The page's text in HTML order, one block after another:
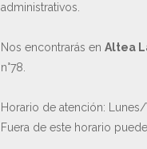
administrativos.
Nos encontrarás en Altea
n°78.
Horario de atención: Lunes/
Fuera de este horario